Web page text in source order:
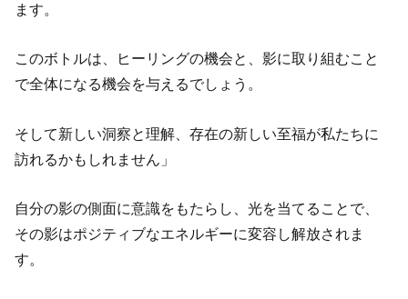
ます。
このボトルは、ヒーリングの機会と、影に取り組むこと
で全体になる機会を与えるでしょう。
そして新しい洞察と理解、存在の新しい至福が私たちに
訪れるかもしれません」
自分の影の側面に意識をもたらし、光を当てることで、
その影はポジティブなエネルギーに変容し解放されま
す。